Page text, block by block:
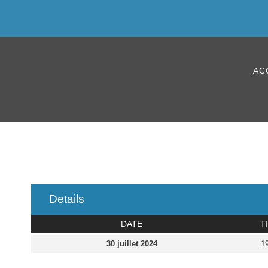
U12-
Details
DATE
30 juillet 2024